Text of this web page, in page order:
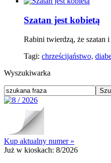
Szatan jest kobietą
Rabini twierdzą, że szatan
Tagi: chrześcijaństwo,
Wyszukiwarka
Kup aktualny numer »
Już w kioskach: 8/2026